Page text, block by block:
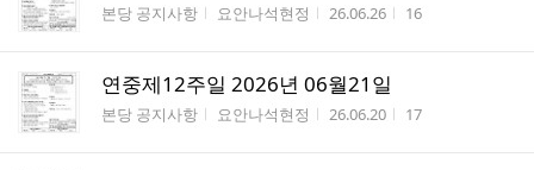
게시판명
본당 공지사항 작성자
요안나석현정 작성시간
26.06.26 조회수
16
연중제12주일 2026년 06월21일
게시판명
본당 공지사항 작성자
요안나석현정 작성시간
26.06.20 조회수
17